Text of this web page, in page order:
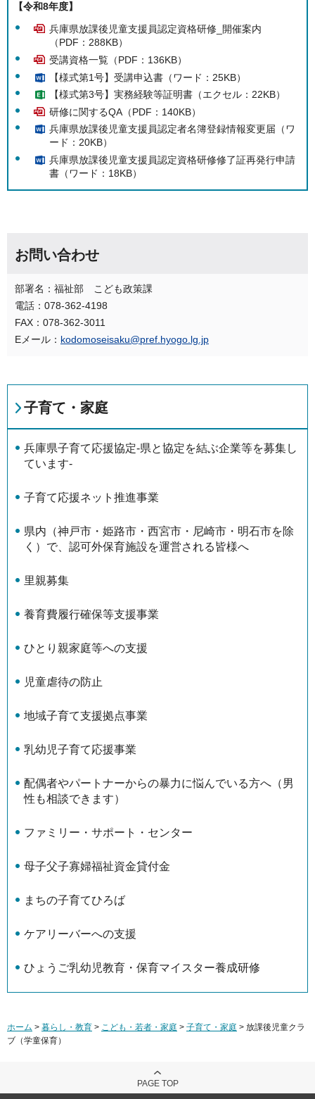
【令和8年度】
兵庫県放課後児童支援員認定資格研修_開催案内
（PDF：288KB）
受講資格一覧（PDF：136KB）
【様式第1号】受講申込書（ワード：25KB）
【様式第3号】実務経験等証明書（エクセル：22KB）
研修に関するQA（PDF：140KB）
兵庫県放課後児童支援員認定者名簿登録情報変更届（ワ
ード：20KB）
兵庫県放課後児童支援員認定資格研修修了証再発行申請
書（ワード：18KB）
お問い合わせ
部署名：福祉部 こども政策課
電話：078-362-4198
FAX：078-362-3011
Eメール： kodomoseisaku@pref.hyogo.lg.jp
子育て・家庭
兵庫県子育て応援協定-県と協定を結ぶ企業等を募集し
ています-
子育て応援ネット推進事業
県内（神戸市・姫路市・西宮市・尼崎市・明石市を除
く）で、認可外保育施設を運営される皆様へ
里親募集
養育費履行確保等支援事業
ひとり親家庭等への支援
児童虐待の防止
地域子育て支援拠点事業
乳幼児子育て応援事業
配偶者やパートナーからの暴力に悩んでいる方へ（男
性も相談できます）
ファミリー・サポート・センター
母子父子寡婦福祉資金貸付金
まちの子育てひろば
ケアリーバーへの支援
ひょうご乳幼児教育・保育マイスター養成研修
ホーム > 暮らし・教育 > こども・若者・家庭 > 子育て・家庭 > 放課後児童クラ
ブ（学童保育）
PAGE TOP